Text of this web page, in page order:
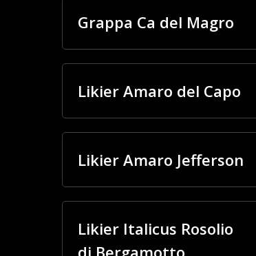
Grappa Ca del Magro
Likier Amaro del Capo
Likier Amaro Jefferson
Likier Italicus Rosolio
di Bergamotto